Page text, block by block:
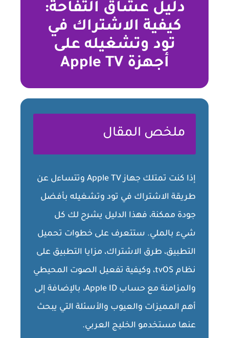
دليل عشاق التفاحة:
كيفية الاشتراك في
تود وتشغيله على
أجهزة Apple TV
ملخص المقال
إذا كنت تمتلك جهاز Apple TV وتتساءل عن
طريقة الاشتراك في تود وتشغيله بأفضل
جودة ممكنة، فهذا الدليل يشرح لك كل
شيء بالملي. ستتعرف على خطوات تحميل
التطبيق، طرق الاشتراك، مزايا التطبيق على
نظام tvOS، وكيفية تفعيل الصوت المحيطي
والمزامنة مع حساب Apple ID، بالإضافة إلى
أهم المميزات والعيوب والأسئلة التي يبحث
عنها مستخدمو الخليج العربي.